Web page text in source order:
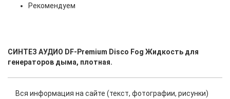
Рекомендуем
СИНТЕЗ АУДИО DF-Premium Disco Fog Жидкость для
генераторов дыма, плотная.
Вся информация на сайте (текст, фотографии, рисунки)